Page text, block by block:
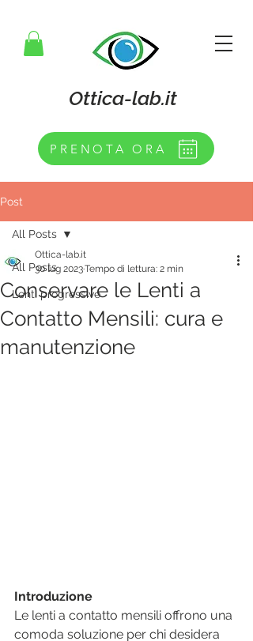
Ottica-lab.it
PRENOTA ORA
Post
All Posts
Lenti progressive
All Posts
Conservare le Lenti a
Contatto Mensili: cura e
manutenzione
Ottica-lab.it
30 lug 2023Tempo di lettura: 2 min
Introduzione
Le lenti a contatto mensili offrono una
comoda soluzione per chi desidera